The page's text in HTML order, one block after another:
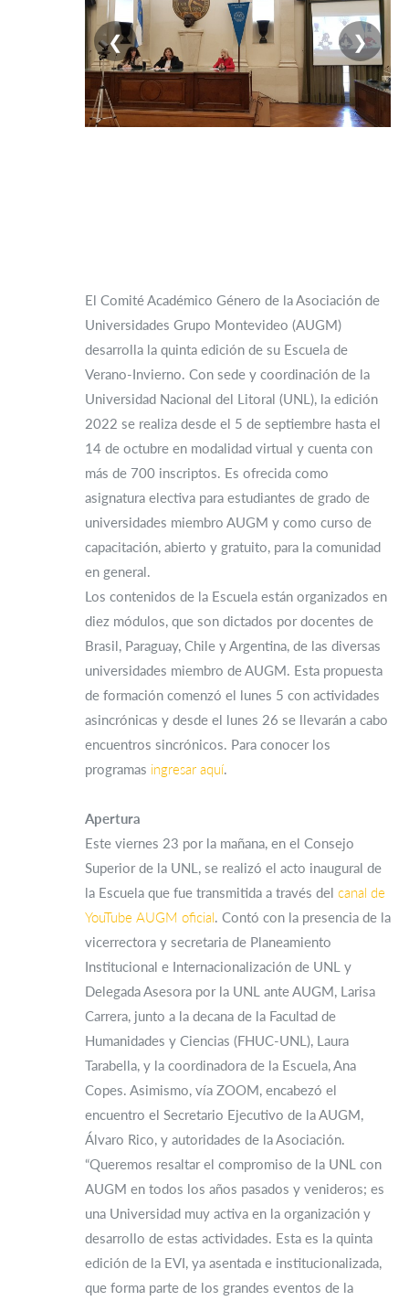
❮ ❯
El Comité Académico Género de la Asociación de
Universidades Grupo Montevideo (AUGM)
desarrolla la quinta edición de su Escuela de
Verano-Invierno. Con sede y coordinación de la
Universidad Nacional del Litoral (UNL), la edición
2022 se realiza desde el 5 de septiembre hasta el
14 de octubre en modalidad virtual y cuenta con
más de 700 inscriptos. Es ofrecida como
asignatura electiva para estudiantes de grado de
universidades miembro AUGM y como curso de
capacitación, abierto y gratuito, para la comunidad
en general.
Los contenidos de la Escuela están organizados en
diez módulos, que son dictados por docentes de
Brasil, Paraguay, Chile y Argentina, de las diversas
universidades miembro de AUGM. Esta propuesta
de formación comenzó el lunes 5 con actividades
asincrónicas y desde el lunes 26 se llevarán a cabo
encuentros sincrónicos. Para conocer los
programas ingresar aquí.
Apertura
Este viernes 23 por la mañana, en el Consejo
Superior de la UNL, se realizó el acto inaugural de
la Escuela que fue transmitida a través del canal de
YouTube AUGM oficial. Contó con la presencia de la
vicerrectora y secretaria de Planeamiento
Institucional e Internacionalización de UNL y
Delegada Asesora por la UNL ante AUGM, Larisa
Carrera, junto a la decana de la Facultad de
Humanidades y Ciencias (FHUC-UNL), Laura
Tarabella, y la coordinadora de la Escuela, Ana
Copes. Asimismo, vía ZOOM, encabezó el
encuentro el Secretario Ejecutivo de la AUGM,
Álvaro Rico, y autoridades de la Asociación.
“Queremos resaltar el compromiso de la UNL con
AUGM en todos los años pasados y venideros; es
una Universidad muy activa en la organización y
desarrollo de estas actividades. Esta es la quinta
edición de la EVI, ya asentada e institucionalizada,
que forma parte de los grandes eventos de la